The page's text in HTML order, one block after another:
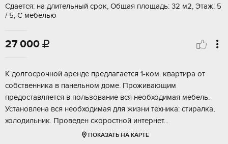
Сдается: на длительный срок, Общая площадь: 32 м2, Этаж: 5
/ 5, С мебелью
27 000 
К долгосрочной аренде предлагается 1-ком. квартира от
собственника в панельном доме. Проживающим
предоставляется в пользование вся необходимая мебель.
Установлена вся необходимая для жизни техника: стиралка,
холодильник. Проведен скоростной интернет...
ПОКАЗАТЬ НА КАРТЕ